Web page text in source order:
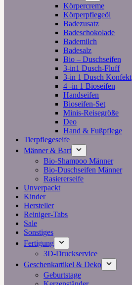
Körpercreme
Körperpflegeöl
Badezusatz
Badeschokolade
Bademilch
Badesalz
Bio – Duschseifen
3-in1 Dusch-Fluff
3-in 1 Dusch Konfekt
4 -in 1 Bioseifen
Handseifen
Bioseifen-Set
Minis-Reisegröße
Deo
Hand & Fußpflege
Tierpflegeseife
Männer & Bart
Bio-Shampoo Männer
Bio-Duschseifen Männer
Rasiererseife
Unverpackt
Kinder
Hersteller
Reiniger-Tabs
Sale
Sonstiges
Fertigung
3D-Druckservice
Geschenkartikel & Deko
Geburtstage